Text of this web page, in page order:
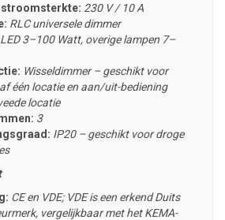
stroomsterkte: 230 V / 10 A
RLC universele dimmer
LED 3–100 Watt, overige lampen 7–
Wisseldimmer – geschikt voor
één locatie en aan/uit-bediening
locatie
3
IP20 – geschikt voor droge
CE en VDE; VDE is een erkend Duits
vergelijkbaar met het KEMA-